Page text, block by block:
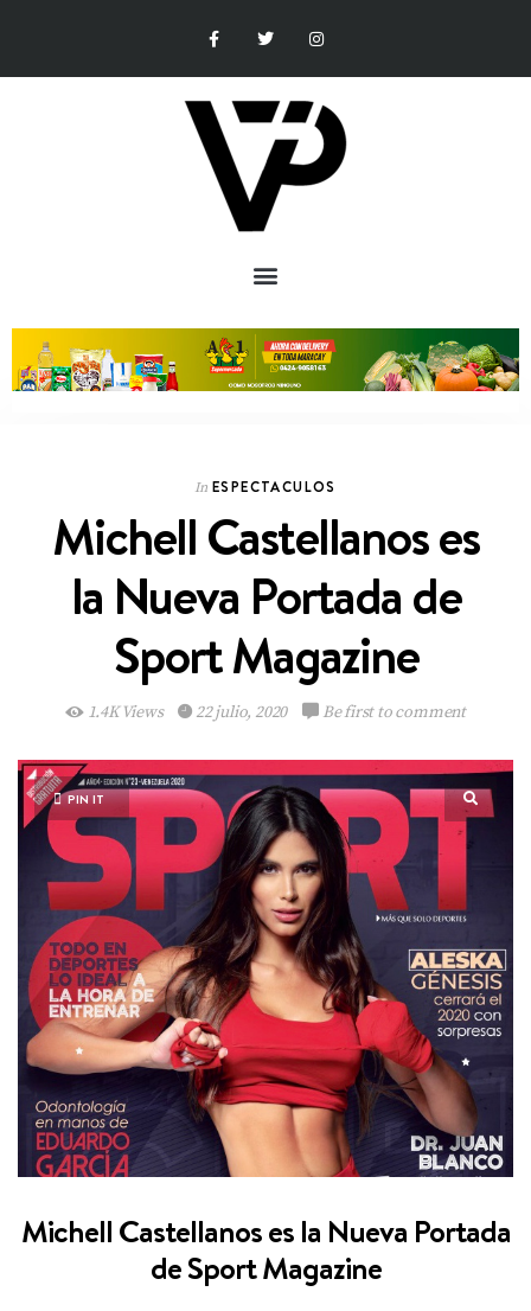
In ESPECTACULOS
Michell Castellanos es
la Nueva Portada de
Sport Magazine
1.4K Views 22 julio, 2020 Be first to comment
PIN IT
Michell Castellanos es la Nueva Portada
de Sport Magazine